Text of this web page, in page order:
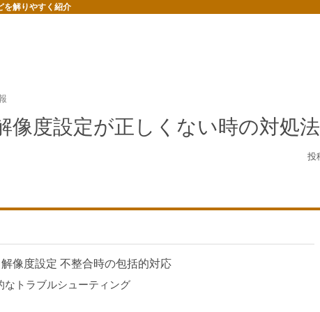
を解りやすく紹介
像度設定が正しくない時の対処法
像度設定 不整合時の包括的対応
なトラブルシューティング